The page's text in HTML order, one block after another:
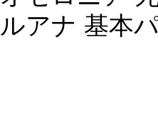
ルアナ 基本